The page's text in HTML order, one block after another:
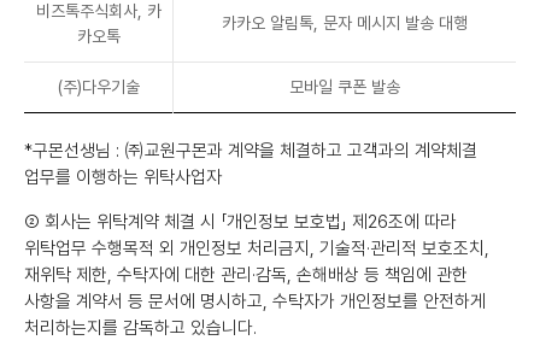
비즈톡주식회사, 카
카오톡
카카오 알림톡, 문자 메시지 발송 대행
(주)다우기술 모바일 쿠폰 발송
*구몬선생님 : ㈜교원구몬과 계약을 체결하고 고객과의 계약체결
업무를 이행하는 위탁사업자
② 회사는 위탁계약 체결 시 「개인정보 보호법」 제26조에 따라
위탁업무 수행목적 외 개인정보 처리금지, 기술적·관리적 보호조치,
재위탁 제한, 수탁자에 대한 관리·감독, 손해배상 등 책임에 관한
사항을 계약서 등 문서에 명시하고, 수탁자가 개인정보를 안전하게
처리하는지를 감독하고 있습니다.